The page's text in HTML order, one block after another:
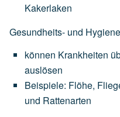
Kakerlaken
Gesundheits- und
können Krankheiten
auslösen
Beispiele: Flöhe,
und Rattenarten